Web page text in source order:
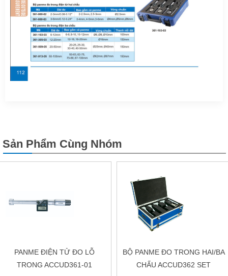
Sản Phẩm Cùng Nhóm
BỘ PANME ĐO TRONG HAI/BA
CHẤU ACCUD362 SET
PANME ĐO TRONG LỖ BA
CHẤU ACCUD362-01